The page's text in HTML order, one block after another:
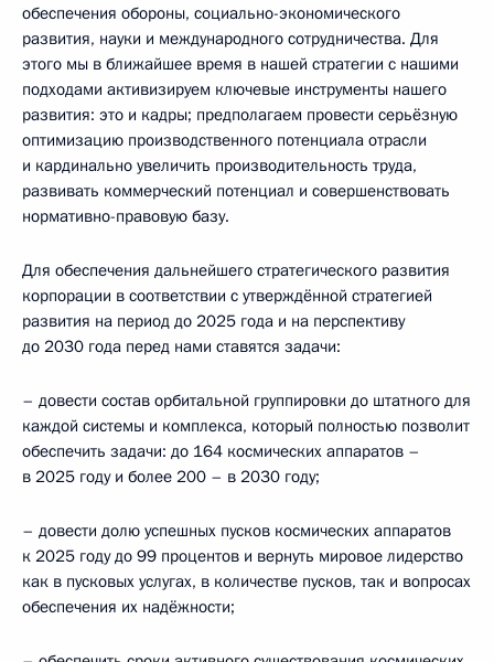
обеспечения обороны, социально-экономического
развития, науки и международного сотрудничества. Для
этого мы в ближайшее время в нашей стратегии с нашими
подходами активизируем ключевые инструменты нашего
развития: это и кадры; предполагаем провести серьёзную
оптимизацию производственного потенциала отрасли
и кардинально увеличить производительность труда,
развивать коммерческий потенциал и совершенствовать
нормативно-правовую базу.
Для обеспечения дальнейшего стратегического развития
корпорации в соответствии с утверждённой стратегией
развития на период до 2025 года и на перспективу
до 2030 года перед нами ставятся задачи:
– довести состав орбитальной группировки до штатного для
каждой системы и комплекса, который полностью позволит
обеспечить задачи: до 164 космических аппаратов –
в 2025 году и более 200 – в 2030 году;
– довести долю успешных пусков космических аппаратов
к 2025 году до 99 процентов и вернуть мировое лидерство
как в пусковых услугах, в количестве пусков, так и вопросах
обеспечения их надёжности;